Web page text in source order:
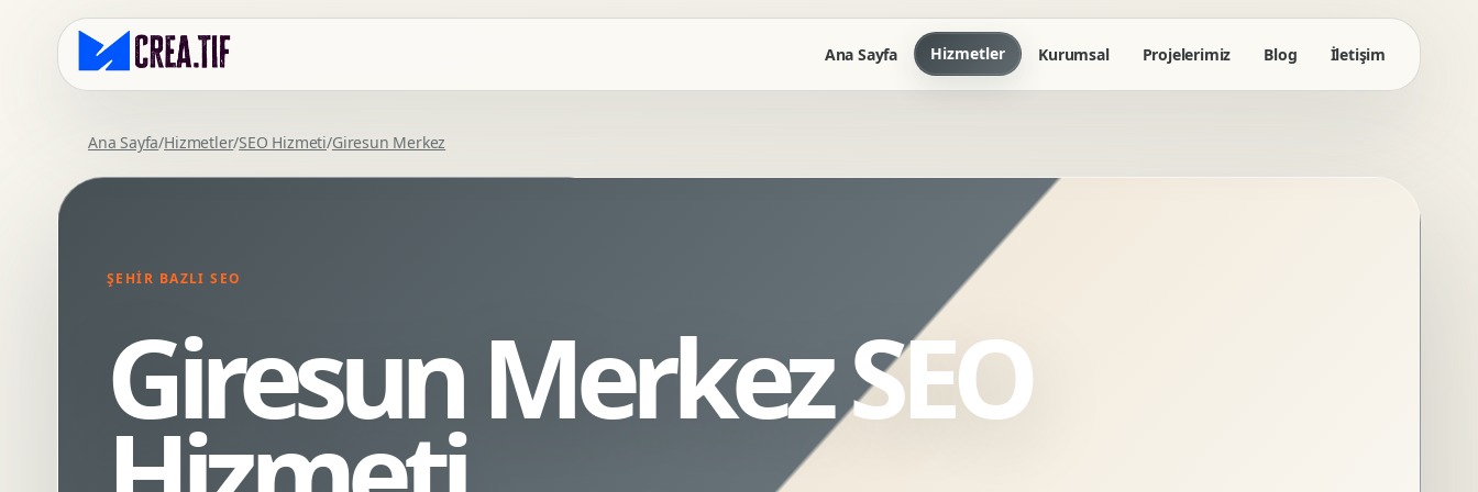
Ana Sayfa Hizmetler
Kurumsal Web Tasarim
SEO Uyumlu Web Tasarim
Webflow Web Tasarim
Framer Web Tasarim
Kurumsal Site Yenileme
Dashboard UI Tasarimi
Conversion UX Optimizasyonu
Kurumsal Dokuman Tasarimi
Ofis Ici Gorsel Kimlik
Kurumsal Katalog Tasarimi
Kurumsal Projelerimiz Blog İletişim
Ana Sayfa/Hizmetler/SEO Hizmeti/Giresun Merkez
ŞEHIR BAZLI SEO
Giresun Merkez SEO